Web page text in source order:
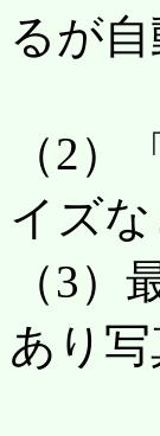
るが
（2）
イズ
（3
あり